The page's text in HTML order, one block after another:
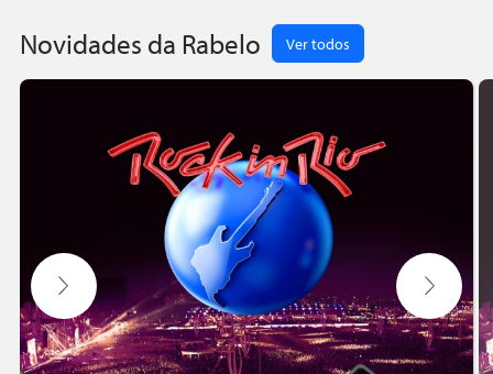
Novidades da Rabelo Ver todos